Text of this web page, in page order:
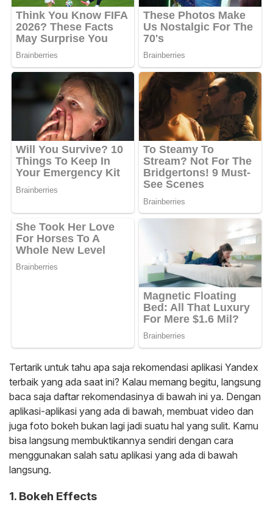
Tertarik untuk tahu apa saja rekomendasi aplikasi Yandex
terbaik yang ada saat ini? Kalau memang begitu, langsung
baca saja daftar rekomendasinya di bawah ini ya. Dengan
aplikasi-aplikasi yang ada di bawah, membuat video dan
juga foto bokeh bukan lagi jadi suatu hal yang sulit. Kamu
bisa langsung membuktikannya sendiri dengan cara
menggunakan salah satu aplikasi yang ada di bawah
langsung.
1. Bokeh Effects